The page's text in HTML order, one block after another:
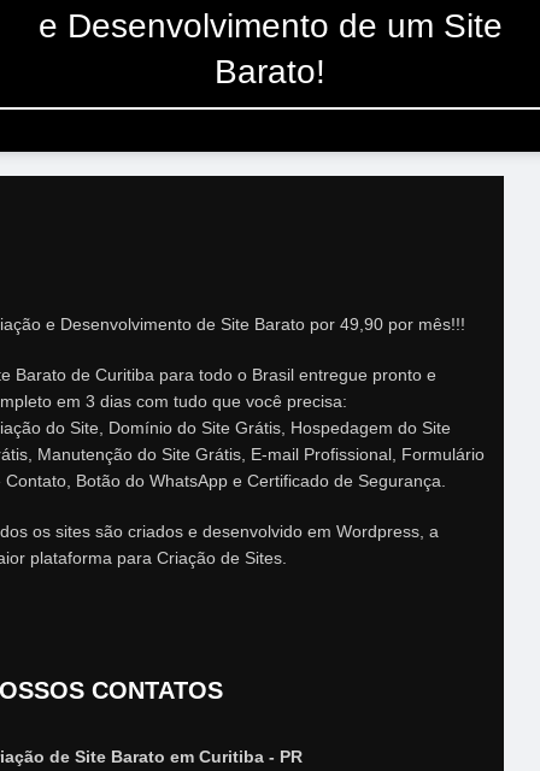
e Desenvolvimento de um Site
Barato!
e Desenvolvimento de Site Barato por 49,90 por mês!!!
Barato de Curitiba para todo o Brasil entregue pronto e
em 3 dias com tudo que você precisa:
do Site, Domínio do Site Grátis, Hospedagem do Site
Manutenção do Site Grátis, E-mail Profissional, Formulário
Contato, Botão do WhatsApp e Certificado de Segurança.
os sites são criados e desenvolvido em Wordpress, a
plataforma para Criação de Sites.
CONTATOS
de Site Barato em Curitiba - PR